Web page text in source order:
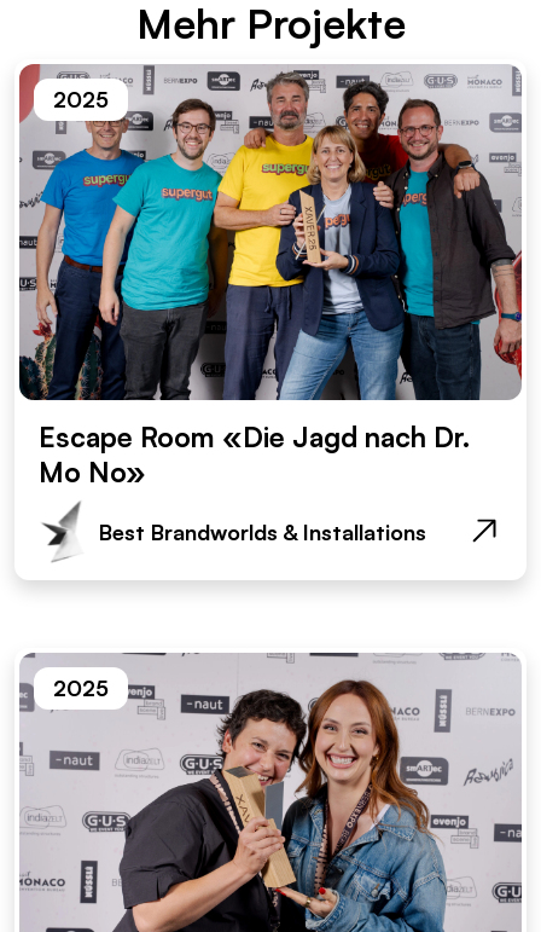
Mehr Pro­jek­te
2025
Escape Room «Die Jagd nach Dr.
Mo No»
Best Brandworlds & Installations
2025